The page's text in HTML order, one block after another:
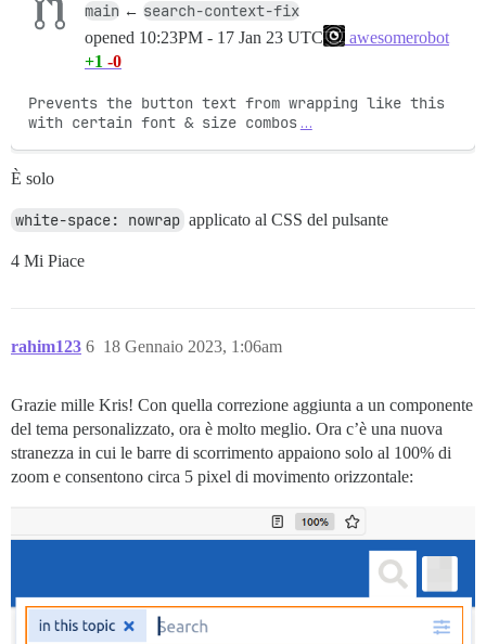
main ← search-context-fix
opened 10:23PM - 17 Jan 23 UTC
awesomerobot
+1 -0
Prevents the button text from wrapping like this
with certain font & size combos …
È solo
white-space: nowrap applicato al CSS del pulsante
4 Mi Piace
rahim123 18 Gennaio 2023, 1:06am
6
Grazie mille Kris! Con quella correzione aggiunta a un componente
del tema personalizzato, ora è molto meglio. Ora c’è una nuova
stranezza in cui le barre di scorrimento appaiono solo al 100% di
zoom e consentono circa 5 pixel di movimento orizzontale: